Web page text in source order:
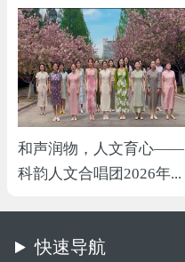
和声润物，人文育心——
科韵人文合唱团2026年...
快速导航